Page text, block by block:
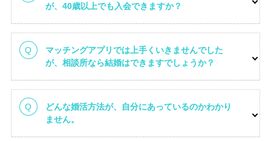
選ばれる理由
が、40歳以上でも入会できますか？
マッチングアプリでは上手くいきませんでした
が、相談所なら結婚はできますでしょうか？
どんな婚活方法が、自分にあっているのかわかり
ません。